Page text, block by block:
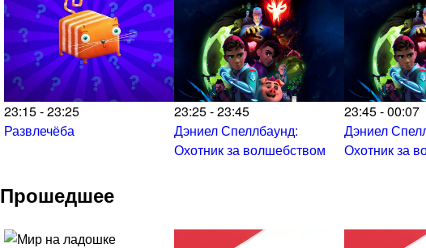
23:15 - 23:25
Развлечёба
23:25 - 23:45
Дэниел Спеллбаунд:
Охотник за волшебством
23:45 - 00:07
Дэниел
Охотник за
Прошедшее